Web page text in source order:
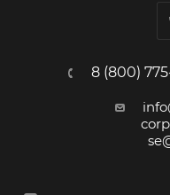
8 (800)